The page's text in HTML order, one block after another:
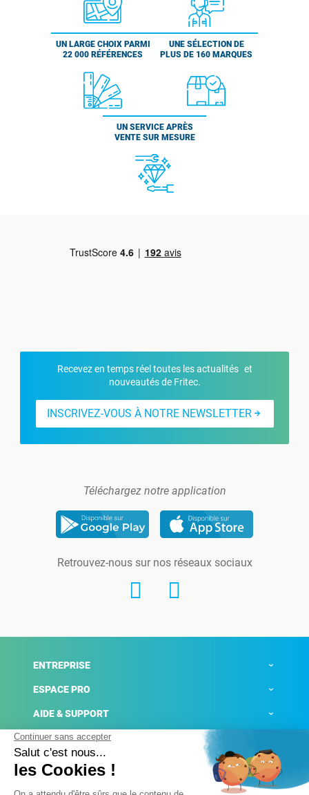
UN LARGE CHOIX PARMI
22 000 RÉFÉRENCES
UNE SÉLECTION DE
PLUS DE 160 MARQUES
UN SERVICE APRÈS
VENTE SUR MESURE
Recevez en temps réel toutes les actualités et
nouveautés de Fritec.
INSCRIVEZ-VOUS À NOTRE NEWSLETTER
Téléchargez notre application
Retrouvez-nous sur nos réseaux sociaux
ENTREPRISE
ESPACE PRO
AIDE & SUPPORT
ACTUALITÉS